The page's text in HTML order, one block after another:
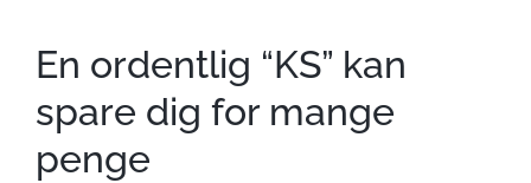
En ordentlig “KS” kan
spare dig for mange
penge